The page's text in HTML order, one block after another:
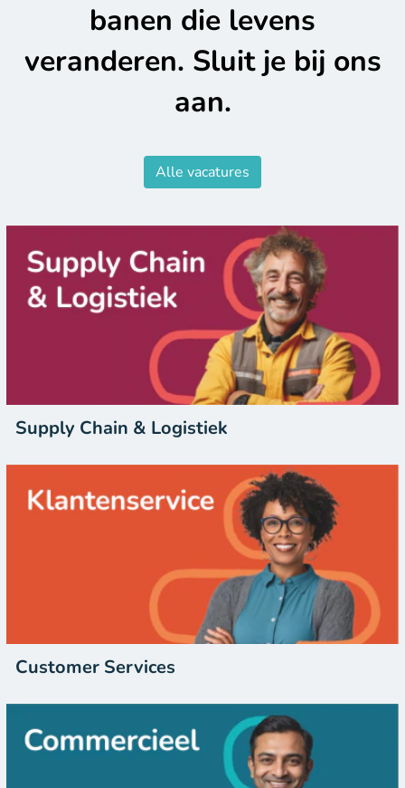
banen die levens
veranderen. Sluit je bij ons
aan.
Alle vacatures
Supply Chain & Logistiek
Customer Services